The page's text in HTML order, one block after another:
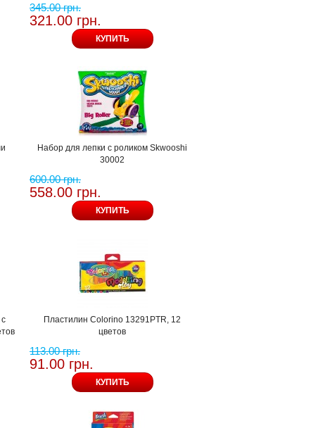
345.00 грн.
321.00 грн.
КУПИТЬ
Набор для лепки с роликом Skwooshi
30002
600.00 грн.
558.00 грн.
КУПИТЬ
Пластилин Colorino 13291PTR, 12
цветов
113.00 грн.
91.00 грн.
КУПИТЬ